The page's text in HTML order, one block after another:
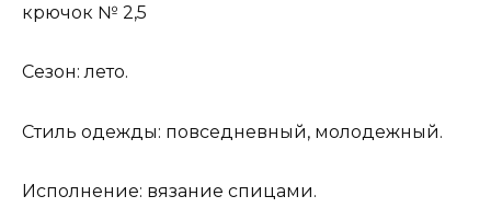
крючок № 2,5
Сезон: лето.
Стиль одежды: повседневный, молодежный.
Исполнение: вязание спицами.